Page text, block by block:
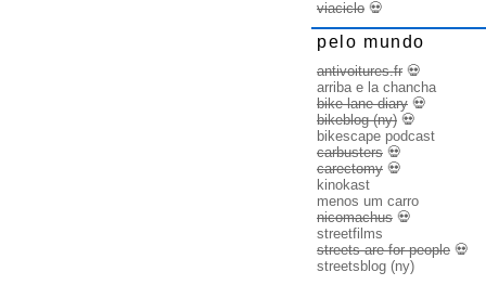
viaciclo 💀
pelo mundo
antivoitures.fr 💀
arriba e la chancha
bike lane diary 💀
bikeblog (ny) 💀
bikescape podcast
carbusters 💀
carectomy 💀
kinokast
menos um carro
nicomachus 💀
streetfilms
streets are for people 💀
streetsblog (ny)